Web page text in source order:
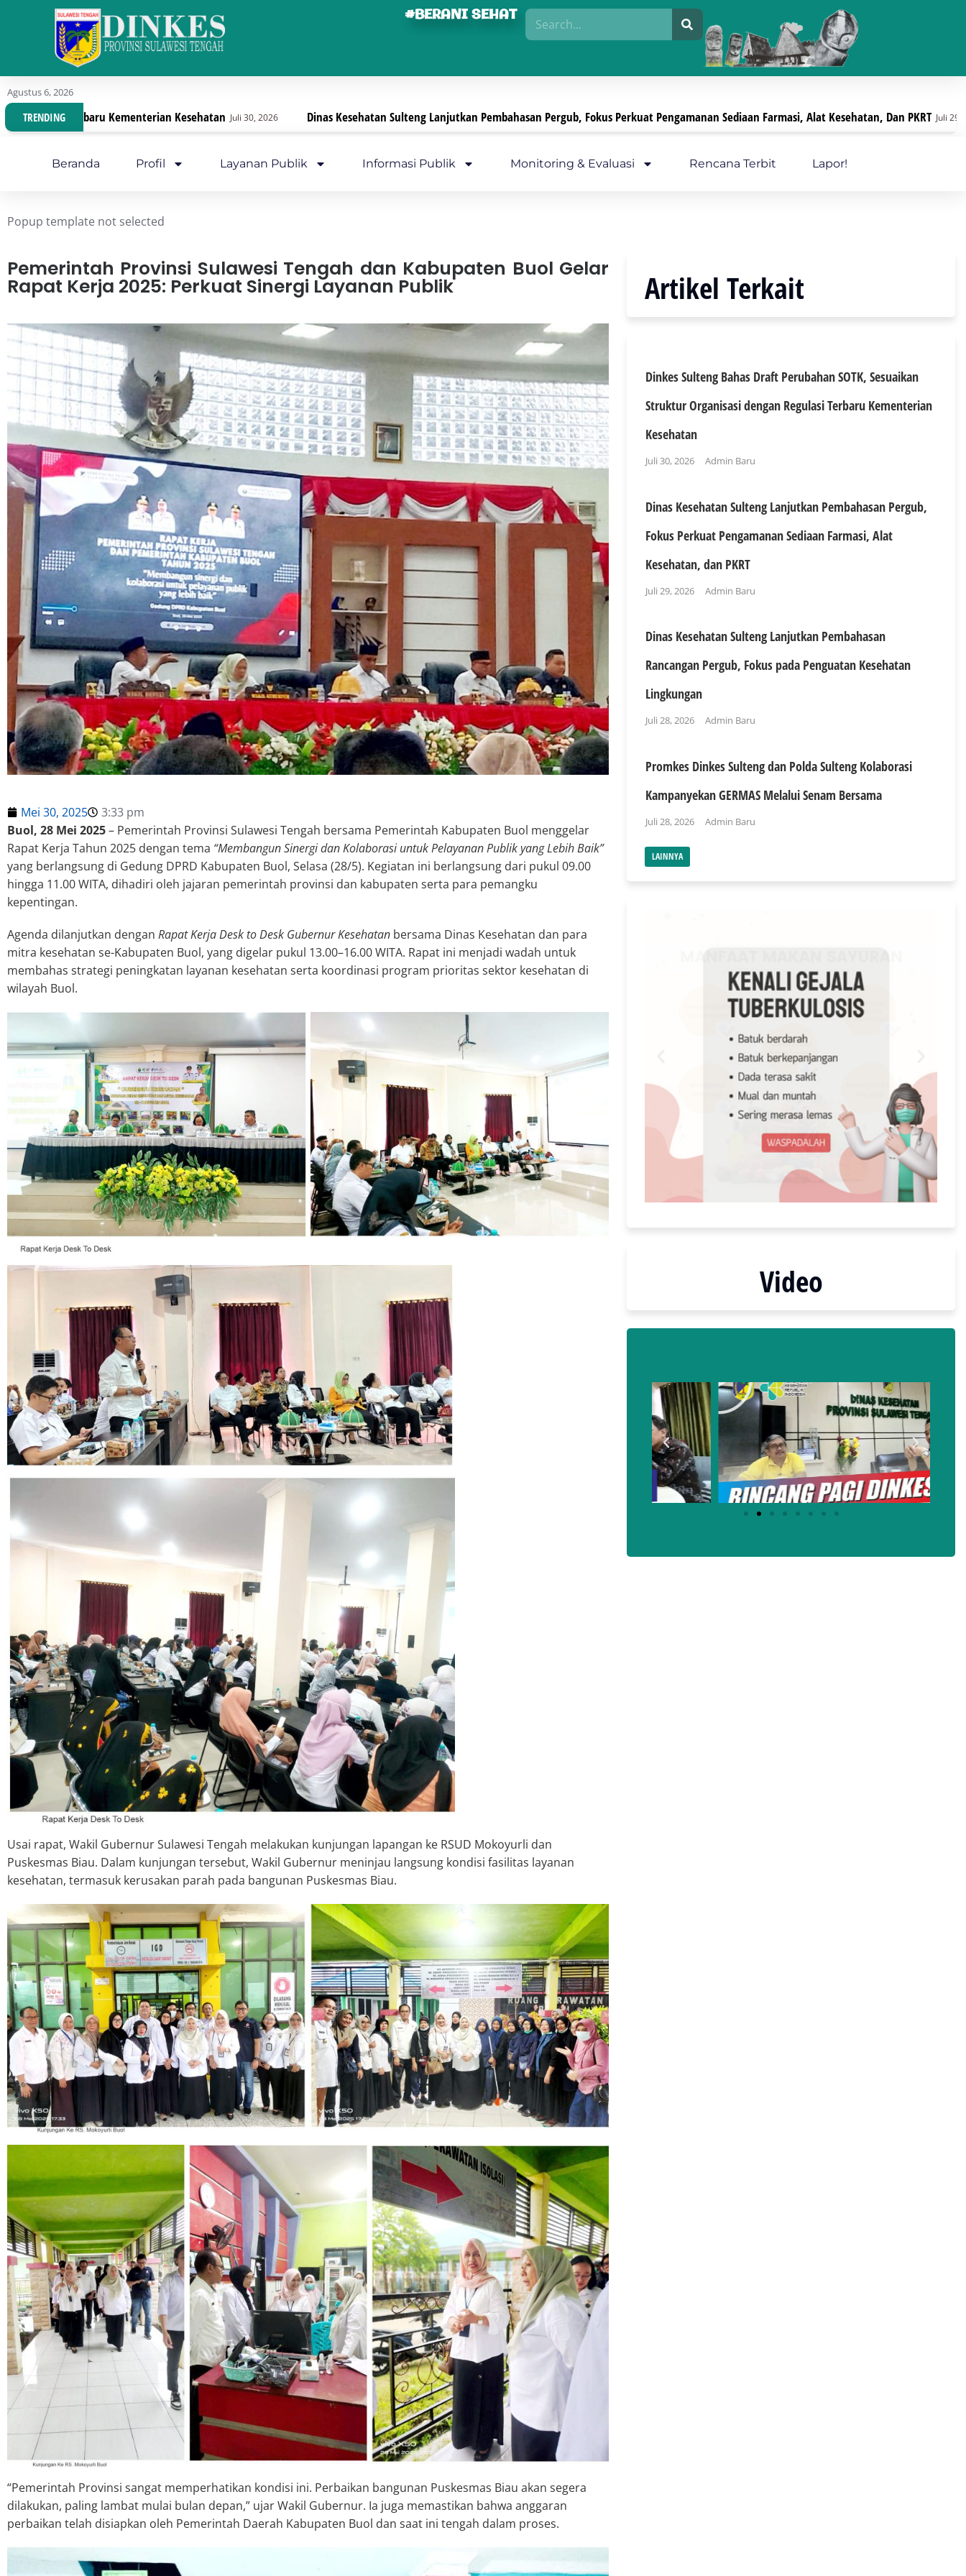
#BERANI SEHAT
Agustus 6, 2026
TRENDINGJuli 30, 2026 Dinas Kesehatan Sulteng Lanjutkan Pembahasan Pergub, Fokus Perkuat Pengamanan Sediaan Farmasi, Alat Kesehatan, Dan PKRT Juli 29, 2026 Pelayanan Kesehatan
Beranda Profil Layanan Publik Informasi Publik Monitoring & Evaluasi Rencana Terbit Lapor!
Popup template not selected
Pemerintah Provinsi Sulawesi Tengah dan Kabupaten Buol Gelar
Rapat Kerja 2025: Perkuat Sinergi Layanan Publik
Mei 30, 2025
3:33 pm
Buol, 28 Mei 2025– Pemerintah Provinsi Sulawesi Tengah bersama Pemerintah Kabupaten Buol menggelar
Rapat Kerja Tahun 2025 dengan tema “Membangun Sinergi dan Kolaborasi untuk Pelayanan Publik yang Lebih Baik”
yang berlangsung di Gedung DPRD Kabupaten Buol, Selasa (28/5). Kegiatan ini berlangsung dari pukul 09.00
hingga 11.00 WITA, dihadiri oleh jajaran pemerintah provinsi dan kabupaten serta para pemangku
kepentingan.
Agenda dilanjutkan dengan Rapat Kerja Desk to Desk Gubernur Kesehatan bersama Dinas Kesehatan dan para
mitra kesehatan se-Kabupaten Buol, yang digelar pukul 13.00–16.00 WITA. Rapat ini menjadi wadah untuk
membahas strategi peningkatan layanan kesehatan serta koordinasi program prioritas sektor kesehatan di
wilayah Buol.
Usai rapat, Wakil Gubernur Sulawesi Tengah melakukan kunjungan lapangan ke RSUD Mokoyurli dan
Puskesmas Biau. Dalam kunjungan tersebut, Wakil Gubernur meninjau langsung kondisi fasilitas layanan
kesehatan, termasuk kerusakan parah pada bangunan Puskesmas Biau.
“Pemerintah Provinsi sangat memperhatikan kondisi ini. Perbaikan bangunan Puskesmas Biau akan segera
dilakukan, paling lambat mulai bulan depan,” ujar Wakil Gubernur. Ia juga memastikan bahwa anggaran
perbaikan telah disiapkan oleh Pemerintah Daerah Kabupaten Buol dan saat ini tengah dalam proses.
Artikel Terkait
Dinkes Sulteng Bahas Draft Perubahan SOTK, Sesuaikan
Struktur Organisasi dengan Regulasi Terbaru Kementerian
Kesehatan
Juli 30, 2026 Admin Baru
Dinas Kesehatan Sulteng Lanjutkan Pembahasan Pergub,
Fokus Perkuat Pengamanan Sediaan Farmasi, Alat
Kesehatan, dan PKRT
Juli 29, 2026 Admin Baru
Dinas Kesehatan Sulteng Lanjutkan Pembahasan
Rancangan Pergub, Fokus pada Penguatan Kesehatan
Lingkungan
Juli 28, 2026 Admin Baru
Promkes Dinkes Sulteng dan Polda Sulteng Kolaborasi
Kampanyekan GERMAS Melalui Senam Bersama
Juli 28, 2026 Admin Baru
LAINNYA
Video